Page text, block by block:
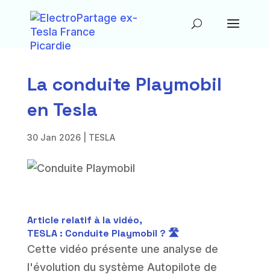
La conduite Playmobil
en Tesla
30 Jan 2026| TESLA
Article relatif à la vidéo,
TESLA : Conduite Playmobil ? 🛣️
Cette vidéo présente une analyse de
l'évolution du système Autopilote de